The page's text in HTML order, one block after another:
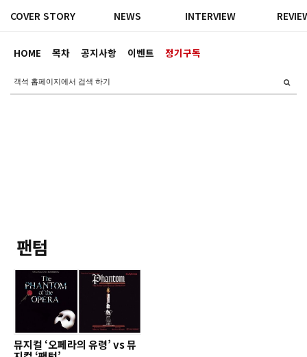
HOME 목차 공지사항 이벤트 정기구독
COVER STORY NEWS INTERVIEW
팬텀
뮤지컬 ‘오페라의 유령’ vs 뮤